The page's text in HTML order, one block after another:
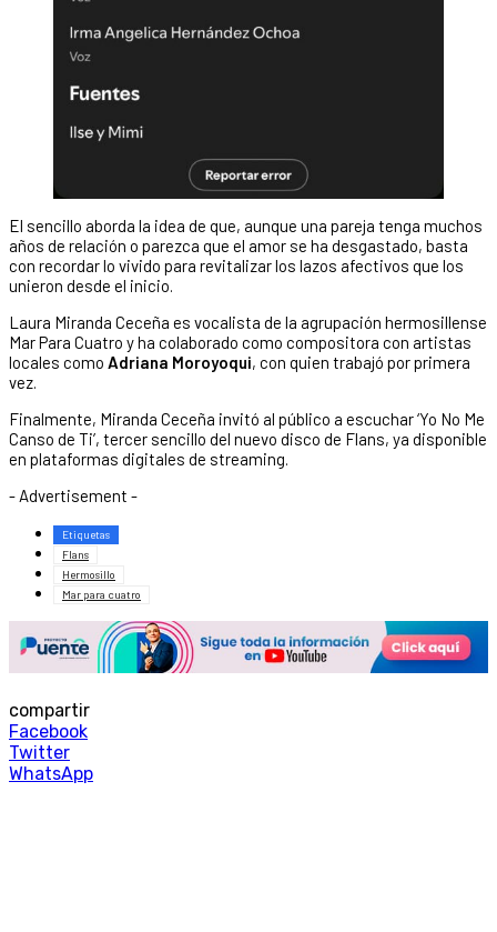
El sencillo aborda la idea de que, aunque una pareja tenga muchos
años de relación o parezca que el amor se ha desgastado, basta
con recordar lo vivido para revitalizar los lazos afectivos que los
unieron desde el inicio.
Laura Miranda Ceceña es vocalista de la agrupación hermosillense
Mar Para Cuatro y ha colaborado como compositora con artistas
locales como Adriana Moroyoqui, con quien trabajó por primera
vez.
Finalmente, Miranda Ceceña invitó al público a escuchar ‘Yo No Me
Canso de Ti’, tercer sencillo del nuevo disco de Flans, ya disponible
en plataformas digitales de streaming.
- Advertisement -
Etiquetas
Flans
Hermosillo
Mar para cuatro
compartir
Facebook
Twitter
WhatsApp